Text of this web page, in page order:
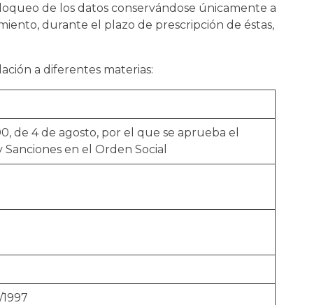
de los datos conservándose únicamente a
durante el plazo de prescripción de éstas,
a diferentes materias:
de 4 de agosto, por el que se aprueba el
en el Orden Social